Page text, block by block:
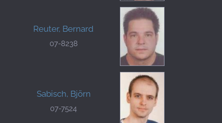
Reuter, Bernard
07-8238
Sabisch, Björn
07-7524